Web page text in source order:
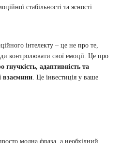
стабільності та ясності
інтелекту – це не про те,
контролювати свої емоції. Це про
гнучкість, адаптивність та
взаємини . Це інвестиція у ваше
модна фраза, а необхідний